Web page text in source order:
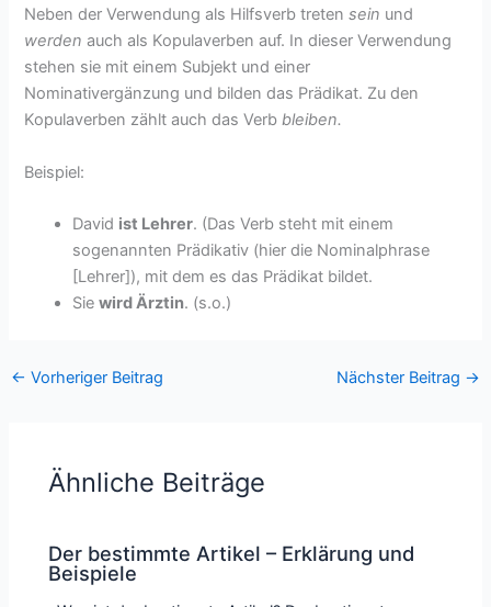
Neben der Verwendung als Hilfsverb tretensein und
werden auch als Kopulaverben auf. In dieser Verwendung
stehen sie mit einem Subjekt und einer
Nominativergänzung und bilden das Prädikat. Zu den
Kopulaverben zählt auch das Verbbleiben.
Beispiel:
David ist Lehrer. (Das Verb steht mit einem
sogenannten Prädikativ (hier die Nominalphrase
[Lehrer]), mit dem es das Prädikat bildet.
Siewird Ärztin. (s.o.)
← Vorheriger Beitrag Nächster Beitrag →
Ähnliche Beiträge
Der bestimmte Artikel – Erklärung und
Beispiele